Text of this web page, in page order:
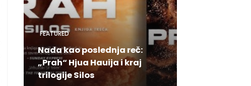
FEATURED
Nada kao poslednja reč:
„Prah“ Hjua Hauija i kraj
trilogije Silos